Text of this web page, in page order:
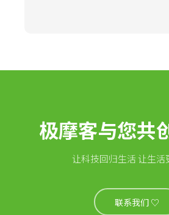
极摩客与您共
让科技回归生活 让生活
联系我们 ♡